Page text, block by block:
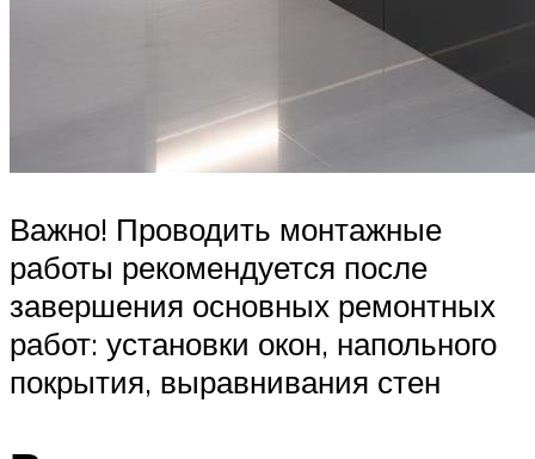
Важно! Проводить монтажные
работы рекомендуется после
завершения основных ремонтных
работ: установки окон, напольного
покрытия, выравнивания стен